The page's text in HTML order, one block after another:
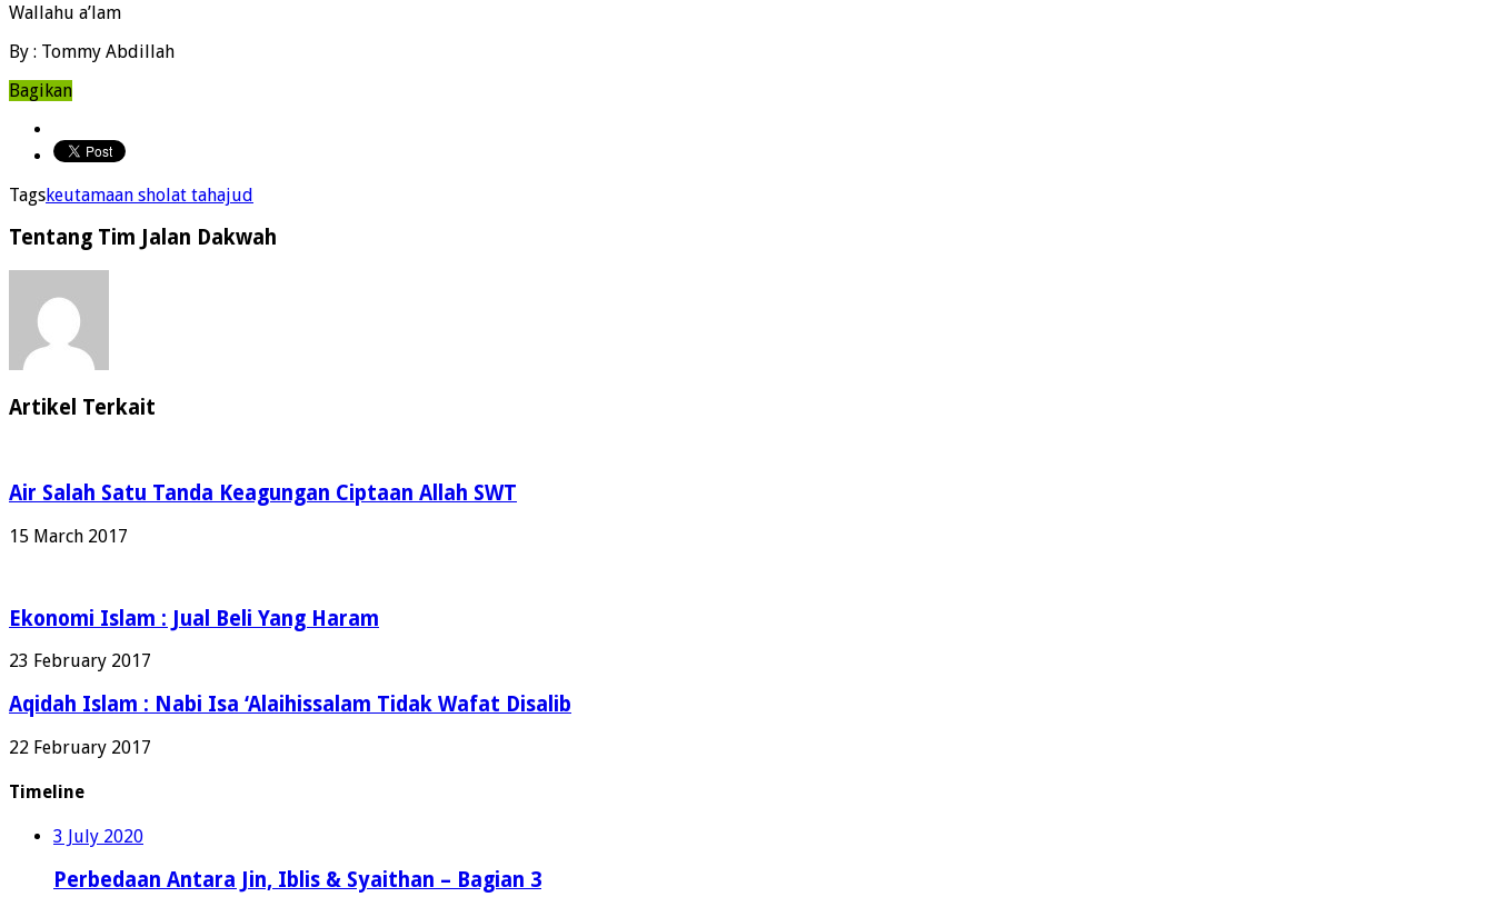
Wallahu a’lam
By : Tommy Abdillah
Bagikan
Tagskeutamaan sholat tahajud
Tentang Tim Jalan Dakwah
Artikel Terkait
Air Salah Satu Tanda Keagungan Ciptaan Allah SWT
15 March 2017
Ekonomi Islam : Jual Beli Yang Haram
23 February 2017
Aqidah Islam : Nabi Isa ‘Alaihissalam Tidak Wafat Disalib
22 February 2017
Timeline
3 July 2020
Perbedaan Antara Jin, Iblis & Syaithan – Bagian 3